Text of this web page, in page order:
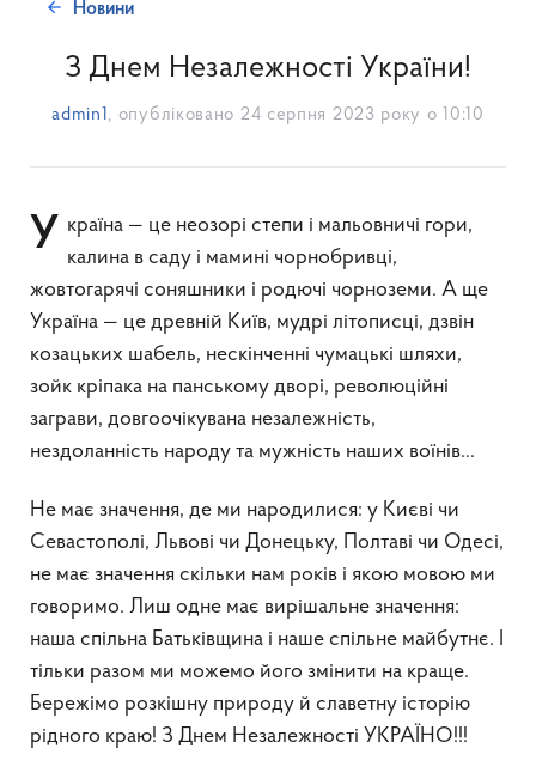
Новини
З Днем Незалежності України!
admin1, опубліковано 24 серпня 2023 року о 10:10
Україна — це неозорі степи і мальовничі гори, калина в саду і мамині чорнобривці,
жовтогарячі соняшники і родючі чорноземи. А ще
Україна — це древній Київ, мудрі літописці, дзвін
козацьких шабель, нескінченні чумацькі шляхи,
зойк кріпака на панському дворі, революційні
заграви, довгоочікувана незалежність,
нездоланність народу та мужність наших воїнів…
Не має значення, де ми народилися: у Києві чи
Севастополі, Львові чи Донецьку, Полтаві чи Одесі,
не має значення скільки нам років і якою мовою ми
говоримо. Лиш одне має вирішальне значення:
наша спільна Батьківщина і наше спільне майбутнє. І
тільки разом ми можемо його змінити на краще.
Бережімо розкішну природу й славетну історію
рідного краю! З Днем Незалежності УКРАЇНО!!!